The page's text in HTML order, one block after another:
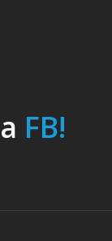
FB!